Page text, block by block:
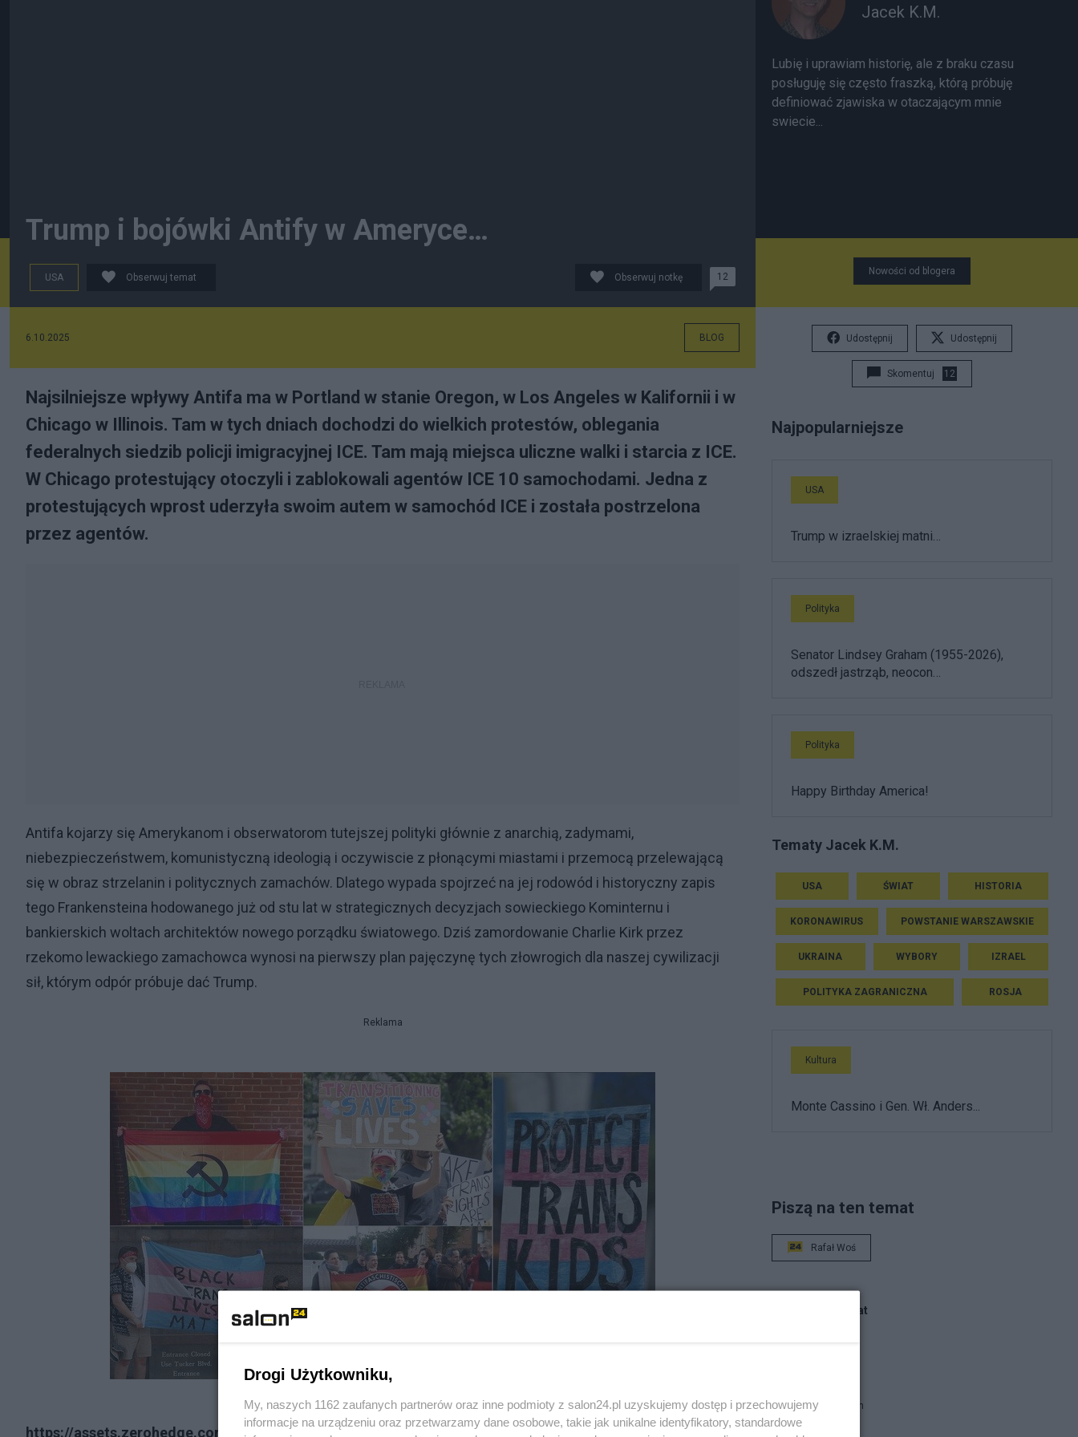
Trump i bojówki Antify w Ameryce…
USA Obserwuj temat Obserwuj notkę 12
6.10.2025 BLOG
Najsilniejsze wpływy Antifa ma w Portland w stanie Oregon, w Los Angeles w Kalifornii i w
Chicago w Illinois. Tam w tych dniach dochodzi do wielkich protestów, oblegania
federalnych siedzib policji imigracyjnej ICE. Tam mają miejsca uliczne walki i starcia z ICE.
W Chicago protestujący otoczyli i zablokowali agentów ICE 10 samochodami. Jedna z
protestujących wprost uderzyła swoim autem w samochód ICE i została postrzelona
przez agentów.
Antifa kojarzy się Amerykanom i obserwatorom tutejszej polityki głównie z anarchią, zadymami,
niebezpieczeństwem, komunistyczną ideologią i oczywiscie z płonącymi miastami i przemocą przelewającą
się w obraz strzelanin i politycznych zamachów. Dlatego wypada spojrzeć na jej rodowód i historyczny zapis
tego Frankensteina hodowanego już od stu lat w strategicznych decyzjach sowieckiego Kominternu i
bankierskich woltach architektów nowego porządku światowego. Dziś zamordowanie Charlie Kirk przez
rzekomo lewackiego zamachowca wynosi na pierwszy plan pajęczynę tych złowrogich dla naszej cywilizacji
sił, którym odpór próbuje dać Trump.
Reklama
https://assets.zerohedge.com/s3fs-public/inline-images/G0rAYfdbcAMx64k.jpg?itok=l4DTbMzH
Jacek K.M.
Lubię i uprawiam historię, ale z braku czasu
posługuję się często fraszką, którą próbuję
definiować zjawiska w otaczającym mnie
swiecie...
Nowości od blogera
Udostępnij Udostępnij
Skomentuj 12
Najpopularniejsze
USA
Trump w izraelskiej matni…
Polityka
Senator Lindsey Graham (1955-2026),
odszedł jastrząb, neocon…
Polityka
Happy Birthday America!
Tematy Jacek K.M.
USA ŚWIAT HISTORIA
KORONAWIRUS POWSTANIE WARSZAWSKIE
UKRAINA WYBORY IZRAEL
POLITYKA ZAGRANICZNA ROSJA
Kultura
Monte Cassino i Gen. Wł. Anders...
Piszą na ten temat
Rafał Woś
Blogi na ten temat
brat Damian
Drogi Użytkowniku,
My, naszych 1162 zaufanych partnerów oraz inne podmioty z salon24.pl uzyskujemy dostęp i przechowujemy
informacje na urządzeniu oraz przetwarzamy dane osobowe, takie jak unikalne identyfikatory, standardowe